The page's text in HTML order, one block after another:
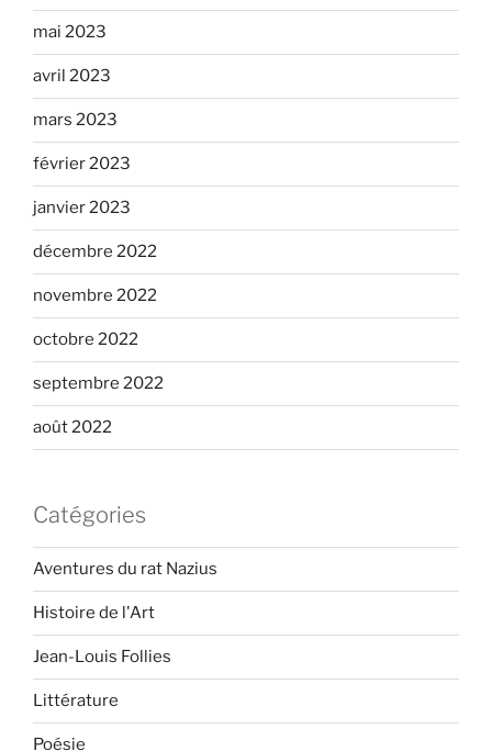
mai 2023
avril 2023
mars 2023
février 2023
janvier 2023
décembre 2022
novembre 2022
octobre 2022
septembre 2022
août 2022
Catégories
Aventures du rat Nazius
Histoire de l'Art
Jean-Louis Follies
Littérature
Poésie